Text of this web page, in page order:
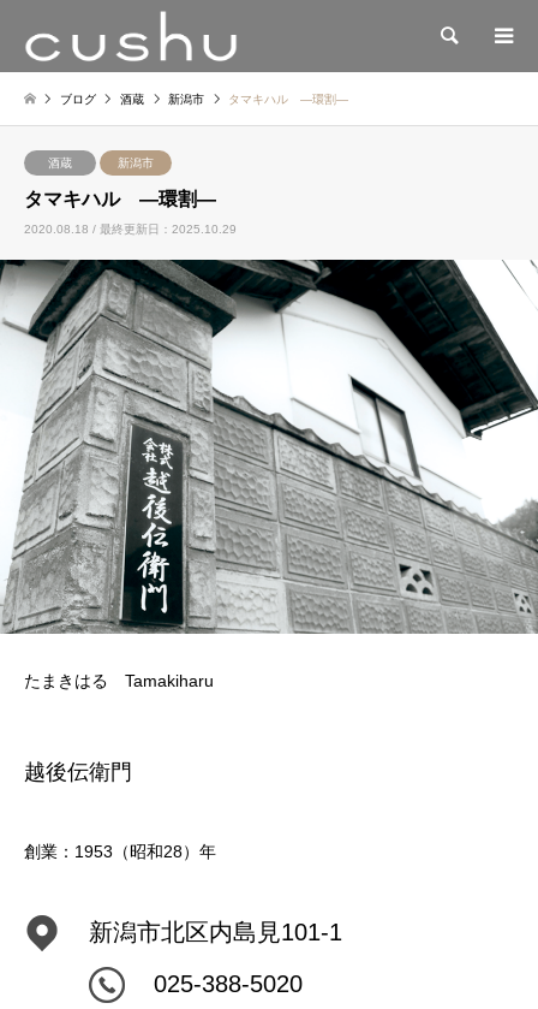
検索
ブログ 酒蔵 新潟市 タマキハル —環割—
酒蔵 新潟市
タマキハル —環割—
2020.08.18 / 最終更新日：2025.10.29
たまきはる Tamakiharu
越後伝衛門
創業：1953（昭和28）年
新潟市北区内島見101-1
025-388-5020